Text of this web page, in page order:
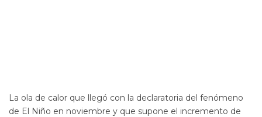
La ola de calor que llegó con la declaratoria del fenómeno
de El Niño en noviembre y que supone el incremento de